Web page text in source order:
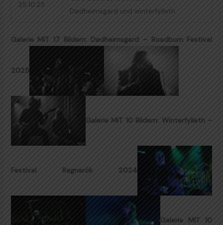
25.10.25
Dødheimsgard und winterfylleth
Galerie MIT 17 Bildern: Dødheimsgard – Roadburn Festival
2025
Galerie MIT 10 Bildern: Winterfylleth –
Festival Ragnarök 2024
Galerie MIT 10